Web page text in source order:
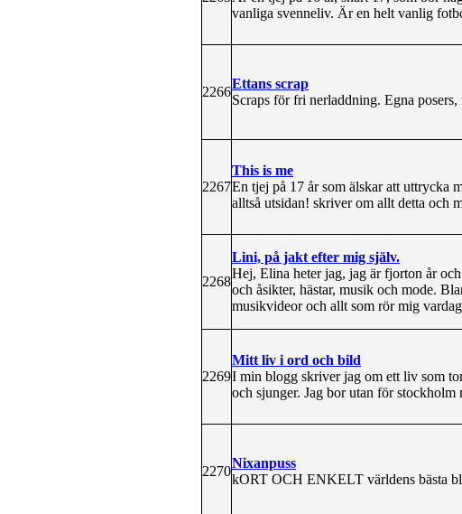
vanliga svenneliv. Är en helt vanlig
2266
Ettans scrap
Scraps för fri nerladdning. Egna
2267
This is me
En tjej på 17 år som älskar att uttrycka
alltså utsidan! skriver om allt detta och
2268
Lini, på jakt efter mig själv.
Hej, Elina heter jag, jag är fjorton år
och åsikter, hästar, musik och mode.
musikvideor och allt som rör mig
2269
Mitt liv i ord och bild
I min blogg skriver jag om ett liv som
och sjunger. Jag bor utan för
2270
Nixanpuss
kORT OCH ENKELT världens bästa